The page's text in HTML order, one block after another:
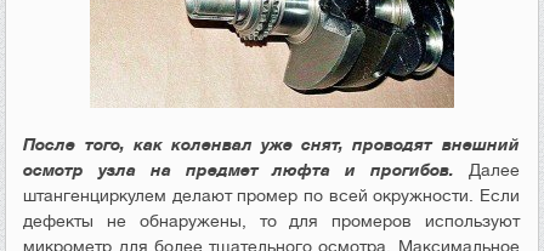
После того, как коленвал уже снят, проводят внешний
осмотр узла на предмет люфта и прогибов. Далее
штангенциркулем делают промер по всей окружности. Если
дефекты не обнаружены, то для промеров используют
микрометр для более тщательного осмотра. Максимальное